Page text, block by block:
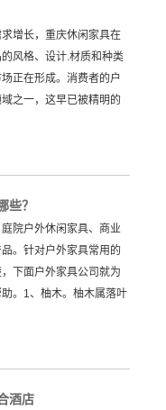
增长，重庆休闲家具在
风格、设计.材质和种类
正在形成。消费者的户
之一，这早已被精明的
些？
院户外休闲家具、商业
。针对户外家具常用的
下面户外家具公司就为
。1、柚木。柚木属落叶
酒店